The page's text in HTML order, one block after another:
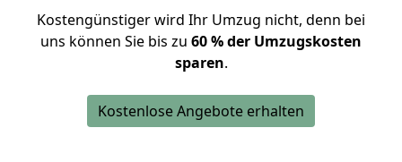
Kostengünstiger wird Ihr Umzug nicht, denn bei
uns können Sie bis zu 60 % der Umzugskosten
sparen.
Kostenlose Angebote erhalten